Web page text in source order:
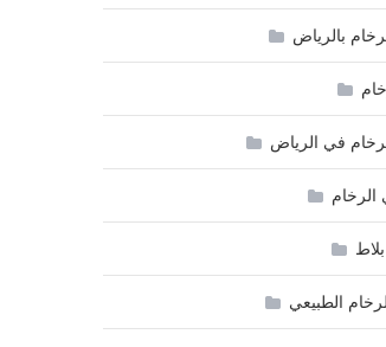
بالرياض
في الرياض
الطبيعي